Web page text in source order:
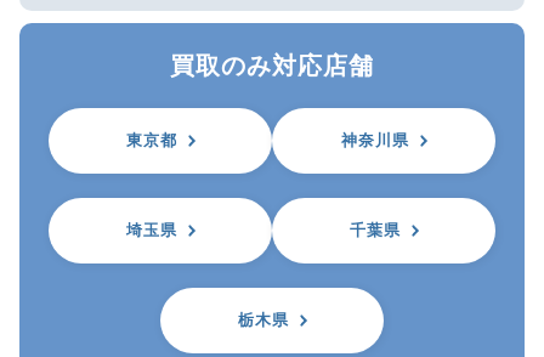
買取のみ対応店舗
東京都 神奈川県
埼玉県 千葉県
栃木県